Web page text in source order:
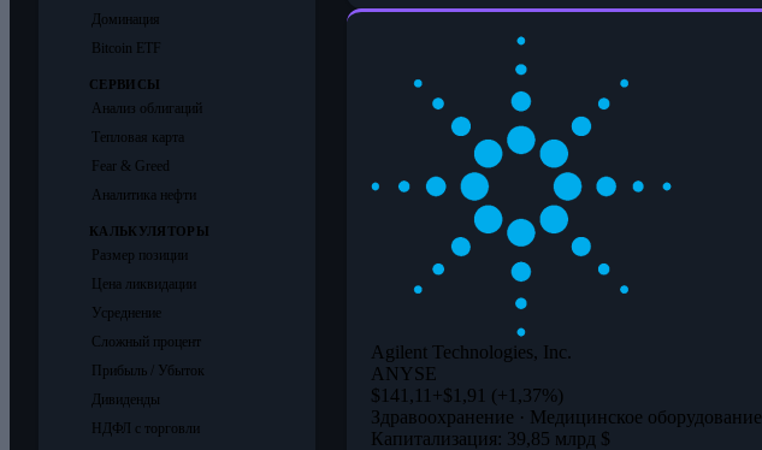
Доминация
Bitcoin ETF
СЕРВИСЫ
Анализ облигаций
Тепловая карта
Fear & Greed
Аналитика нефти
КАЛЬКУЛЯТОРЫ
Размер позиции
Цена ликвидации
Усреднение
Сложный процент
Прибыль / Убыток
Дивиденды
НДФЛ с торговли
Agilent Technologies, Inc.
ANYSE
$141,11 +$1,91 (+1,37%)
Здравоохранение · Медицинское оборудование
Капитализация: 39,85 млрд $